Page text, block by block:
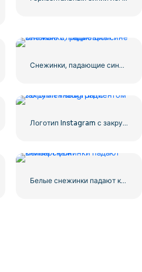
Снежинки, падающие сине-зеленые с градиентом
Логотип Instagram с закругленным градиентом
Белые снежинки падают клипарт фон